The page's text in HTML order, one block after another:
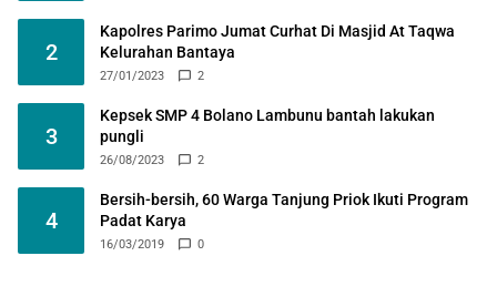
2
Kapolres Parimo Jumat Curhat Di Masjid At Taqwa
Kelurahan Bantaya
27/01/2023 2
3
Kepsek SMP 4 Bolano Lambunu bantah lakukan
pungli
26/08/2023 2
4
Bersih-bersih, 60 Warga Tanjung Priok Ikuti Program
Padat Karya
16/03/2019 0